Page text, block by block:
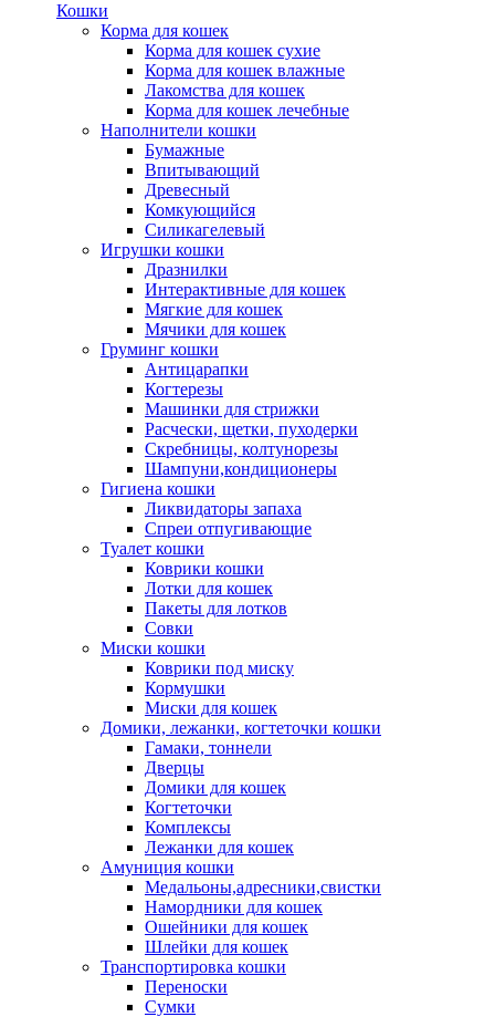
Кошки
Корма для кошек
Корма для кошек сухие
Корма для кошек влажные
Лакомства для кошек
Корма для кошек лечебные
Наполнители кошки
Бумажные
Впитывающий
Древесный
Комкующийся
Силикагелевый
Игрушки кошки
Дразнилки
Интерактивные для кошек
Мягкие для кошек
Мячики для кошек
Груминг кошки
Антицарапки
Когтерезы
Машинки для стрижки
Расчески, щетки, пуходерки
Скребницы, колтунорезы
Шампуни,кондиционеры
Гигиена кошки
Ликвидаторы запаха
Спреи отпугивающие
Туалет кошки
Коврики кошки
Лотки для кошек
Пакеты для лотков
Совки
Миски кошки
Коврики под миску
Кормушки
Миски для кошек
Домики, лежанки, когтеточки кошки
Гамаки, тоннели
Дверцы
Домики для кошек
Когтеточки
Комплексы
Лежанки для кошек
Амуниция кошки
Медальоны,адресники,свистки
Намордники для кошек
Ошейники для кошек
Шлейки для кошек
Транспортировка кошки
Переноски
Сумки